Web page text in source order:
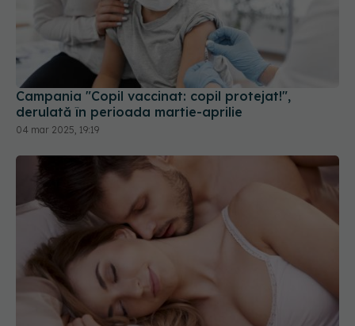
Campania "Copil vaccinat: copil protejat!",
derulată în perioada martie-aprilie
04 mar 2025, 19:19